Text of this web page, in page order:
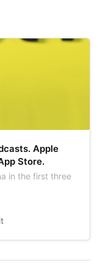
Apple
Store.
in the first three